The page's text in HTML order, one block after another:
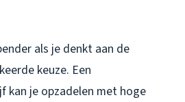
als je denkt aan de
keuze. Een
kan je opzadelen met hoge